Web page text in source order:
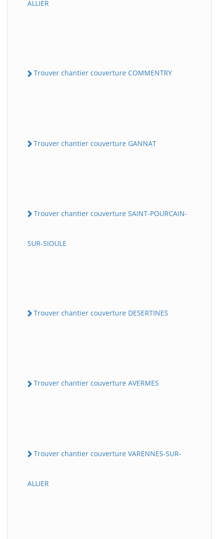
ALLIER
Trouver chantier couverture COMMENTRY
Trouver chantier couverture GANNAT
Trouver chantier couverture SAINT-POURCAIN-
SUR-SIOULE
Trouver chantier couverture DESERTINES
Trouver chantier couverture AVERMES
Trouver chantier couverture VARENNES-SUR-
ALLIER